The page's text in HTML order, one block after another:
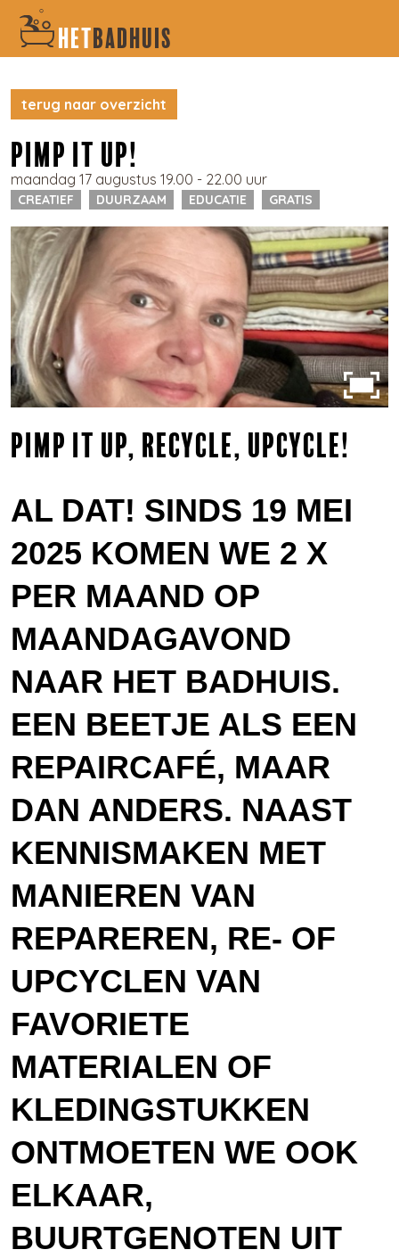
HETBADHUIS
terug naar overzicht
PIMP IT UP!
maandag 17 augustus 19.00 - 22.00 uur
CREATIEF DUURZAAM EDUCATIE GRATIS
PIMP IT UP, RECYCLE, UPCYCLE!
AL DAT! SINDS 19 MEI
2025 KOMEN WE 2 X
PER MAAND OP
MAANDAGAVOND
NAAR HET BADHUIS.
EEN BEETJE ALS EEN
REPAIRCAFÉ, MAAR
DAN ANDERS. NAAST
KENNISMAKEN MET
MANIEREN VAN
REPAREREN, RE- OF
UPCYCLEN VAN
FAVORIETE
MATERIALEN OF
KLEDINGSTUKKEN
ONTMOETEN WE OOK
ELKAAR,
BUURTGENOTEN UIT